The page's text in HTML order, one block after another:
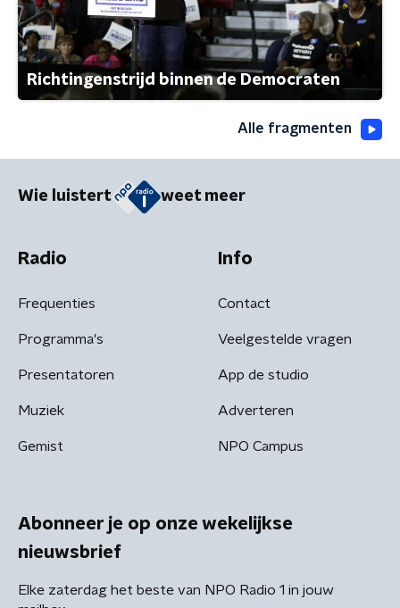
Richtingenstrijd binnen de Democraten
Alle fragmenten
Wie luistert weet meer
Radio
Frequenties
Programma's
Presentatoren
Muziek
Gemist
Info
Contact
Veelgestelde vragen
App de studio
Adverteren
NPO Campus
Abonneer je op onze wekelijkse
nieuwsbrief
Elke zaterdag het beste van NPO Radio 1 in jouw